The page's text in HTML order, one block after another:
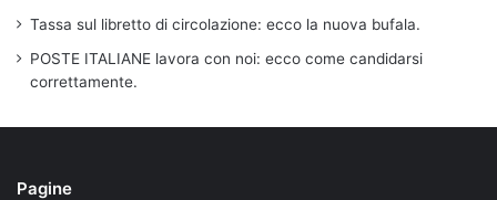
Tassa sul libretto di circolazione: ecco la nuova bufala.
POSTE ITALIANE lavora con noi: ecco come candidarsi
correttamente.
Pagine